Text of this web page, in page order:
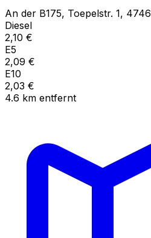
An der B175, Toepelstr. 1, 4746
Diesel
2,10 €
E5
2,09 €
E10
2,03 €
4.6 km entfernt